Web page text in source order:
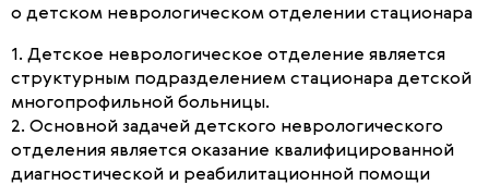
о детском неврологическом отделении стационара
1. Детское неврологическое отделение является
структурным подразделением стационара детской
многопрофильной больницы.
2. Основной задачей детского неврологического
отделения является оказание квалифицированной
диагностической и реабилитационной помощи